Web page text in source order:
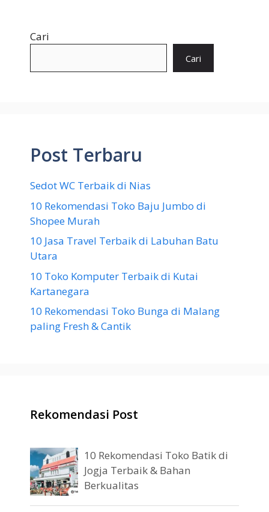
Cari
Cari
Post Terbaru
Sedot WC Terbaik di Nias
10 Rekomendasi Toko Baju Jumbo di
Shopee Murah
10 Jasa Travel Terbaik di Labuhan Batu
Utara
10 Toko Komputer Terbaik di Kutai
Kartanegara
10 Rekomendasi Toko Bunga di Malang
paling Fresh & Cantik
Rekomendasi Post
10 Rekomendasi Toko Batik di
Jogja Terbaik & Bahan
Berkualitas